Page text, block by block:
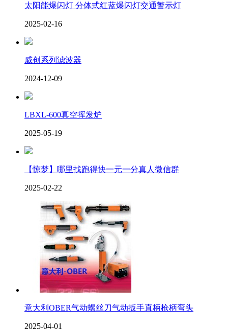
太阳能爆闪灯 分体式红蓝爆闪灯交通警示灯
2025-02-16
威创系列滤波器
2024-12-09
LBXL-600真空挥发炉
2025-05-19
【惊梦】哪里找跑得快一元一分真人微信群
2025-02-22
意大利OBER气动螺丝刀气动扳手直柄枪柄弯头
2025-04-01